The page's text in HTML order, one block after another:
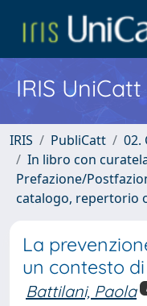
IRIS UniCatt
IRIS PubliCatt
02.
In libro con
Prefazione/
catalogo, repertorio
La
un contesto
Battilani, Paola